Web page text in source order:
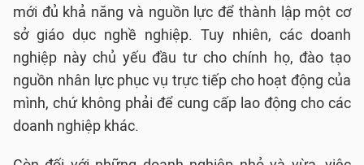
mới đủ khả năng và nguồn lực để thành lập một cơ
sở giáo dục nghề nghiệp. Tuy nhiên, các doanh
nghiệp này chủ yếu đầu tư cho chính họ, đào tạo
nguồn nhân lực phục vụ trực tiếp cho hoạt động của
mình, chứ không phải để cung cấp lao động cho các
doanh nghiệp khác.